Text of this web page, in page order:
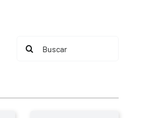
Buscar: